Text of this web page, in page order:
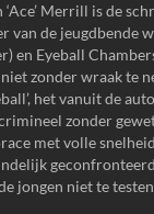
‘Ace’ Merrill is de
van de jeugdbende
en Eyeball
zonder wraak te
het vanuit de
zonder
met volle
jongen niet te